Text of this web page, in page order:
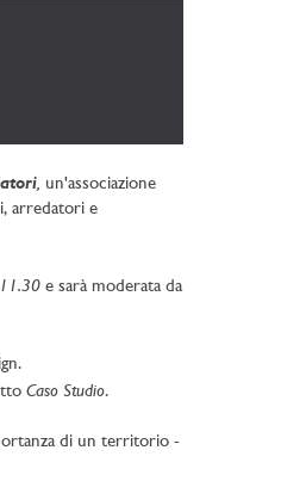
, un'associazione
arredatori e
e sarà moderata da
Caso Studio.
di un territorio -